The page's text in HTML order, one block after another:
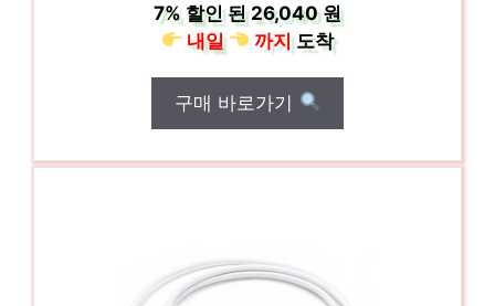
7% 할인 된26,040 원
내일
까지도착
구매 바로가기